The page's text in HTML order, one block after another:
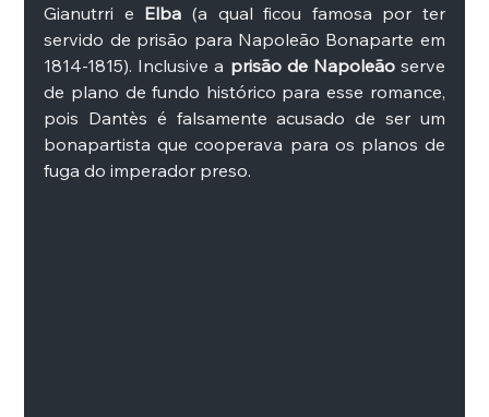
Gianutrri e Elba (a qual ficou famosa por ter
servido de prisão para Napoleão Bonaparte em
1814-1815). Inclusive a prisão de Napoleão serve
de plano de fundo histórico para esse romance,
pois Dantès é falsamente acusado de ser um
bonapartista que cooperava para os planos de
fuga do imperador preso.